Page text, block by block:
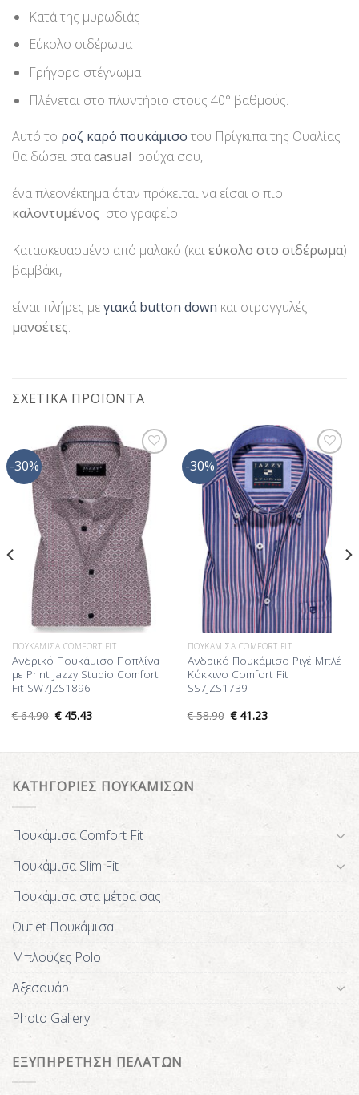
Κατά της μυρωδιάς
Εύκολο σιδέρωμα
Γρήγορο στέγνωμα
Πλένεται στο πλυντήριο στους 40° βαθμούς.
Αυτό το ροζ καρό πουκάμισο του Πρίγκιπα της Ουαλίας
θα δώσει σταcasual ρούχα σου,
ένα πλεονέκτημα όταν πρόκειται να είσαι ο πιο
καλοντυμένος στο γραφείο.
Κατασκευασμένο από μαλακό (καιεύκολο στο σιδέρωμα)
βαμβάκι,
είναι πλήρες μεγιακά button down και στρογγυλές
μανσέτες.
ΣΧΕΤΙΚΆ ΠΡΟΪΌΝΤΑ
-30%
Προσθήκη
στη Λίστα
Επιθυμίας
ΠΟΥΚΆΜΙΣΑ COMFORT FIT
Ανδρικό Πουκάμισο Ποπλίνα
με Print Jazzy Studio Comfort
Fit SW7JZS1896
€64.90 €45.43
-30%
Προσθήκη
στη Λίστα
Επιθυμίας
ΠΟΥΚΆΜΙΣΑ COMFORT FIT
Ανδρικό Πουκάμισο Ριγέ Μπλέ
Κόκκινο Comfort Fit
SS7JZS1739
€58.90 €41.23
ΚΑΤΗΓΟΡΙΕΣ ΠΟΥΚΑΜΙΣΩΝ
Πουκάμισα Comfort Fit
Πουκάμισα Slim Fit
Πουκάμισα στα μέτρα σας
Outlet Πουκάμισα
Μπλούζες Polo
Αξεσουάρ
Photo Gallery
ΕΞΥΠΗΡΕΤΗΣΗ ΠΕΛΑΤΩΝ